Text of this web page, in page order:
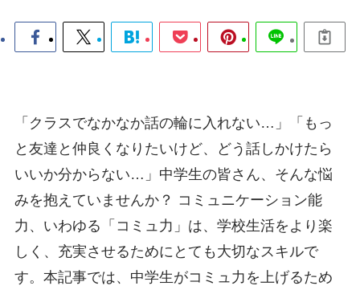
「クラスでなかなか話の輪に入れない…」「もっ
と友達と仲良くなりたいけど、どう話しかけたら
いいか分からない…」中学生の皆さん、そんな悩
みを抱えていませんか？ コミュニケーション能
力、いわゆる「コミュ力」は、学校生活をより楽
しく、充実させるためにとても大切なスキルで
す。本記事では、中学生がコミュ力を上げるため